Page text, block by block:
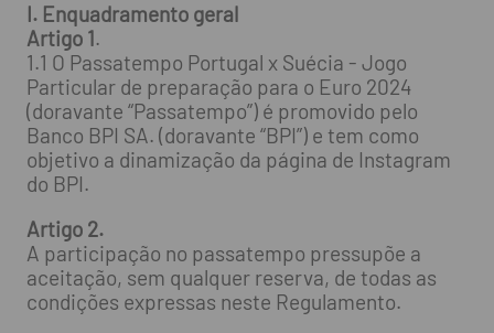
I. Enquadramento geral
Artigo 1.
1.1 O Passatempo Portugal x Suécia - Jogo
Particular de preparação para o Euro 2024
(doravante “Passatempo”) é promovido pelo
Banco BPI SA. (doravante “BPI”) e tem como
objetivo a dinamização da página de Instagram
do BPI.
Artigo 2.
A participação no passatempo pressupõe a
aceitação, sem qualquer reserva, de todas as
condições expressas neste Regulamento.